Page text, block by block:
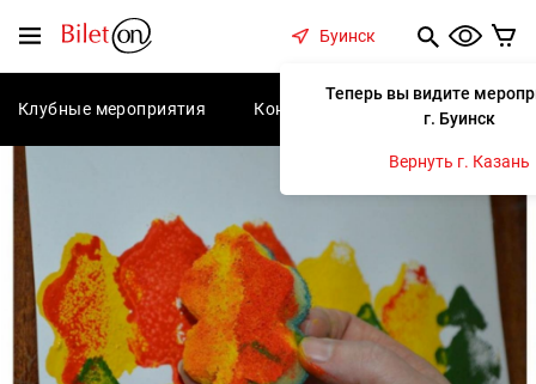
Меню
Буинск
Теперь вы видите
г. Буинск
Вернуть г. Казань
Клубные мероприятия Концерты Спектакли